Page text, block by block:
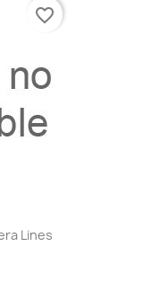
Lines
favorite_border